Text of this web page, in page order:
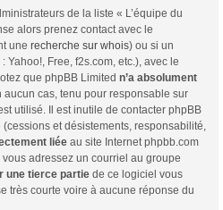
de la liste « L’équipe du
alors prenez contact avec le
une recherche sur whois) ou si un
Free, f2s.com, etc.), avec le
que phpBB Limited n’a absolument
aucun cas, tenu pour responsable sur
utilisé. Il est inutile de contacter phpBB
et désistements, responsabilité,
liée au site Internet phpbb.com
adressez un courriel au groupe
une tierce partie de ce logiciel vous
très courte voire à aucune réponse du